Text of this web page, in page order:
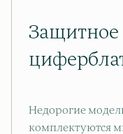
Защитное
Недорогие
комплектуются